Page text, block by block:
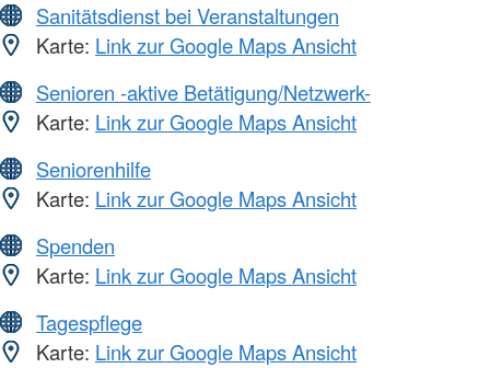
Sanitätsdienst bei Veranstaltungen
Karte: Link zur Google Maps Ansicht
Senioren -aktive Betätigung/Netzwerk-
Karte: Link zur Google Maps Ansicht
Seniorenhilfe
Karte: Link zur Google Maps Ansicht
Spenden
Karte: Link zur Google Maps Ansicht
Tagespflege
Karte: Link zur Google Maps Ansicht